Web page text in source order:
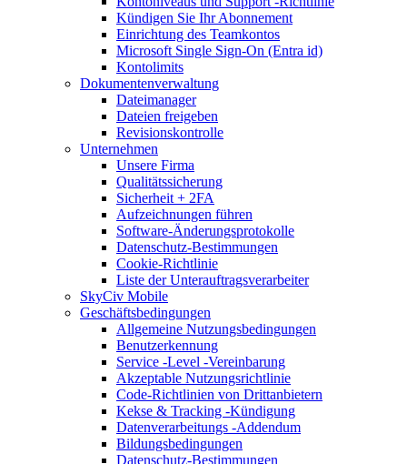
Kündigen Sie Ihr Abonnement
Einrichtung des Teamkontos
Microsoft Single Sign-On (Entra id)
Kontolimits
Dokumentenverwaltung
Dateimanager
Dateien freigeben
Revisionskontrolle
Unternehmen
Unsere Firma
Qualitätssicherung
Sicherheit + 2FA
Aufzeichnungen führen
Software-Änderungsprotokolle
Datenschutz-Bestimmungen
Cookie-Richtlinie
Liste der Unterauftragsverarbeiter
SkyCiv Mobile
Geschäftsbedingungen
Allgemeine Nutzungsbedingungen
Benutzerkennung
Service -Level -Vereinbarung
Akzeptable Nutzungsrichtlinie
Code-Richtlinien von Drittanbietern
Kekse & Tracking -Kündigung
Datenverarbeitungs -Addendum
Bildungsbedingungen
Datenschutz-Bestimmungen